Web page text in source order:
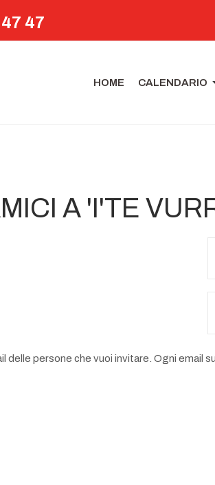
47
HOME CALENDARIO
A 'I'TE
delle persone che vuoi invitare. Ogni email